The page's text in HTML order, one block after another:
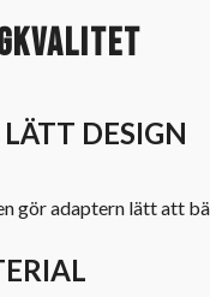
DESIGN
gör adaptern lätt att